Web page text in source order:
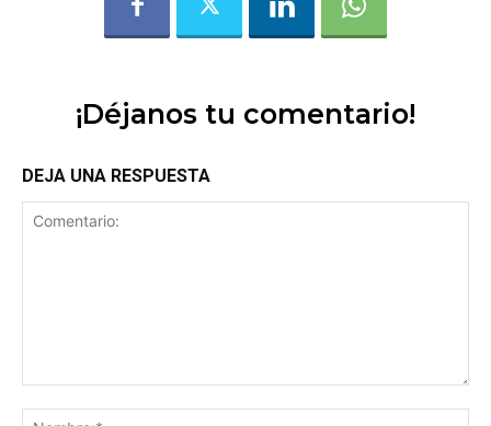
¡Déjanos tu comentario!
DEJA UNA RESPUESTA